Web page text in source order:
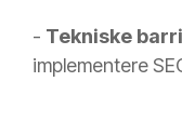
- Tekniske
implementere